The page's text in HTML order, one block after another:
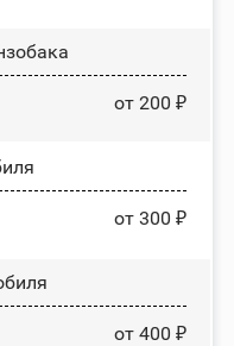
от 200 ₽
от 300 ₽
от 400 ₽